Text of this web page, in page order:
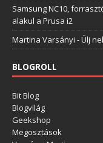
Samsung NC10,
alakul a Prusa i2
Martina Varsányi -Ülj
BLOGROLL
Bit Blog
Blogvilág
Geekshop
Megosztások